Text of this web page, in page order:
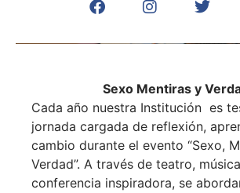
Sexo Mentiras y
Cada año nuestra Institución es
jornada cargada de reflexión,
cambio durante el evento “Sexo,
Verdad”. A través de teatro,
conferencia inspiradora, se